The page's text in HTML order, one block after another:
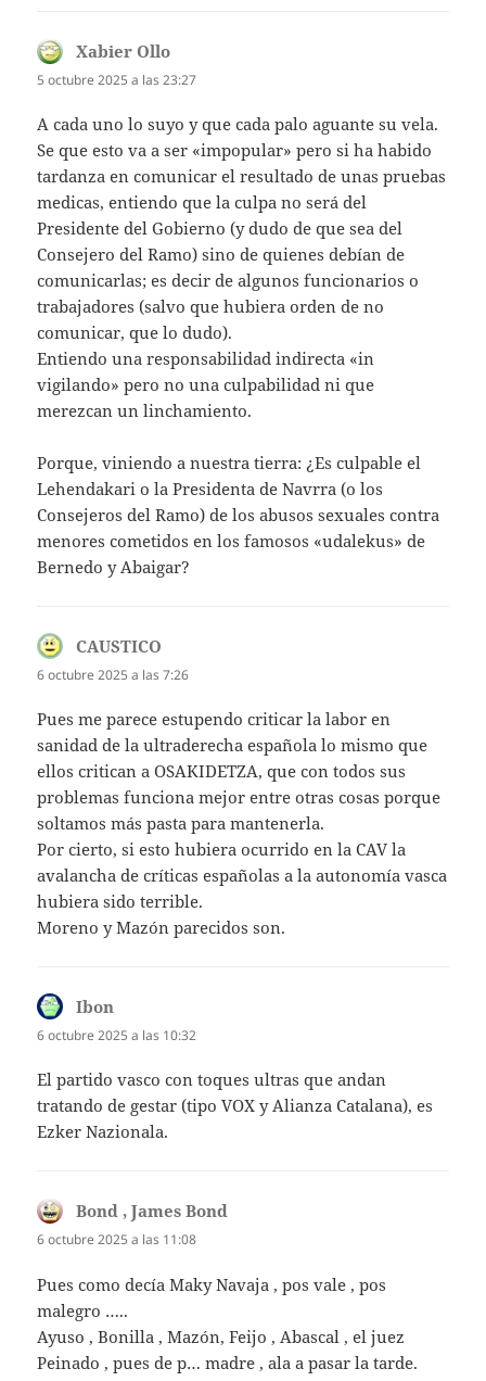
Xabier Ollo
5 octubre 2025 a las 23:27
A cada uno lo suyo y que cada palo aguante su vela.
Se que esto va a ser «impopular» pero si ha habido
tardanza en comunicar el resultado de unas pruebas
medicas, entiendo que la culpa no será del
Presidente del Gobierno (y dudo de que sea del
Consejero del Ramo) sino de quienes debían de
comunicarlas; es decir de algunos funcionarios o
trabajadores (salvo que hubiera orden de no
comunicar, que lo dudo).
Entiendo una responsabilidad indirecta «in
vigilando» pero no una culpabilidad ni que
merezcan un linchamiento.
Porque, viniendo a nuestra tierra: ¿Es culpable el
Lehendakari o la Presidenta de Navrra (o los
Consejeros del Ramo) de los abusos sexuales contra
menores cometidos en los famosos «udalekus» de
Bernedo y Abaigar?
CAUSTICO
6 octubre 2025 a las 7:26
Pues me parece estupendo criticar la labor en
sanidad de la ultraderecha española lo mismo que
ellos critican a OSAKIDETZA, que con todos sus
problemas funciona mejor entre otras cosas porque
soltamos más pasta para mantenerla.
Por cierto, si esto hubiera ocurrido en la CAV la
avalancha de críticas españolas a la autonomía vasca
hubiera sido terrible.
Moreno y Mazón parecidos son.
Ibon
6 octubre 2025 a las 10:32
El partido vasco con toques ultras que andan
tratando de gestar (tipo VOX y Alianza Catalana), es
Ezker Nazionala.
Bond , James Bond
6 octubre 2025 a las 11:08
Pues como decía Maky Navaja , pos vale , pos
malegro …..
Ayuso , Bonilla , Mazón, Feijo , Abascal , el juez
Peinado , pues de p… madre , ala a pasar la tarde.